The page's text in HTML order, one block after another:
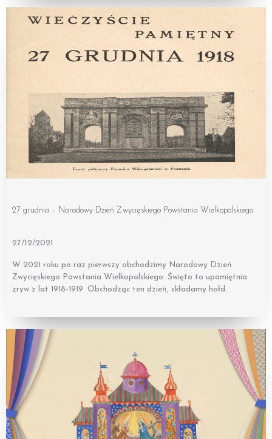
27 grudnia – Narodowy Dzień Zwycięskiego Powstania Wielkopolskiego
27/12/2021
W 2021 roku po raz pierwszy obchodzimy Narodowy Dzień
Zwycięskiego Powstania Wielkopolskiego. Święto to upamiętnia
zryw z lat 1918-1919. Obchodząc ten dzień, składamy hołd…